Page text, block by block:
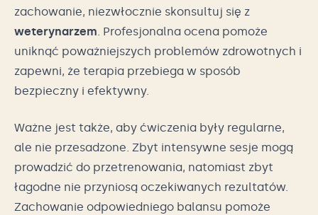
zachowanie, niezwłocznie skonsultuj się z
weterynarzem. Profesjonalna ocena pomoże
uniknąć poważniejszych problemów zdrowotnych i
zapewni, że terapia przebiega w sposób
bezpieczny i efektywny.
Ważne jest także, aby ćwiczenia były regularne,
ale nie przesadzone. Zbyt intensywne sesje mogą
prowadzić do przetrenowania, natomiast zbyt
łagodne nie przyniosą oczekiwanych rezultatów.
Zachowanie odpowiedniego balansu pomoże